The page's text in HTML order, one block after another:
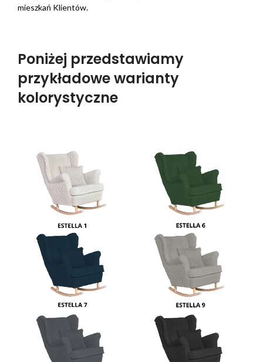
mieszkań Klientów.
Poniżej przedstawiamy
przykładowe warianty
kolorystyczne